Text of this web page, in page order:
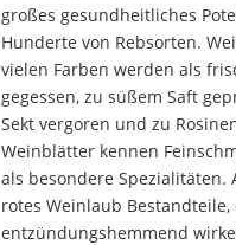
großes gesundheitliches
Hunderte von Rebsorten.
vielen Farben werden als
gegessen, zu süßem Saft
Sekt vergoren und zu
Weinblätter kennen
als besondere Spezialitäten.
rotes Weinlaub Bestandteile,
entzündungshemmend